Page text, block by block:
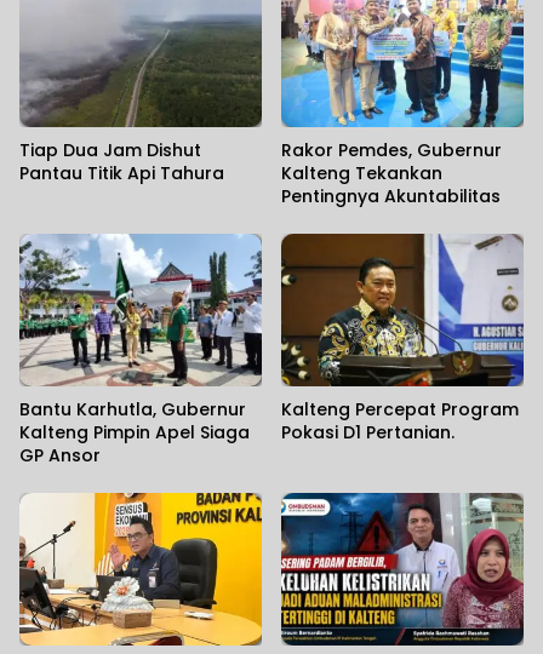
Tiap Dua Jam Dishut
Pantau Titik Api Tahura
Rakor Pemdes, Gubernur
Kalteng Tekankan
Pentingnya Akuntabilitas
Bantu Karhutla, Gubernur
Kalteng Pimpin Apel Siaga
GP Ansor
Kalteng Percepat Program
Pokasi D1 Pertanian.